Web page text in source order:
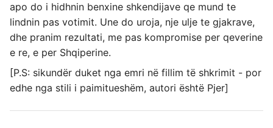
apo do i hidhnin benxine shkendijave qe mund te
lindnin pas votimit. Une do uroja, nje ulje te gjakrave,
dhe pranim rezultati, me pas kompromise per qeverine
e re, e per Shqiperine.
[P.S: sikundër duket nga emri në fillim të shkrimit - por
edhe nga stili i paimitueshëm, autori është Pjer]